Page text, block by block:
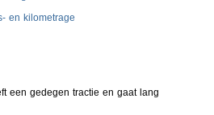
en kilometrage
een gedegen tractie en gaat lang